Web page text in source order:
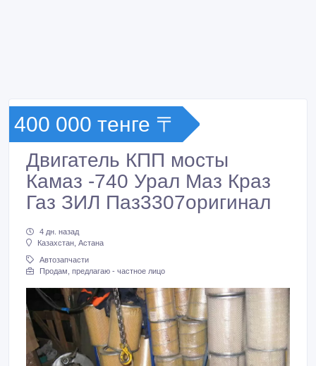
400 000 тенге 〒
Двигатель КПП мосты
Камаз -740 Урал Маз Краз
Газ ЗИЛ Паз3307оригинал
4 дн. назад
Казахстан, Астана
Автозапчасти
Продам, предлагаю - частное лицо